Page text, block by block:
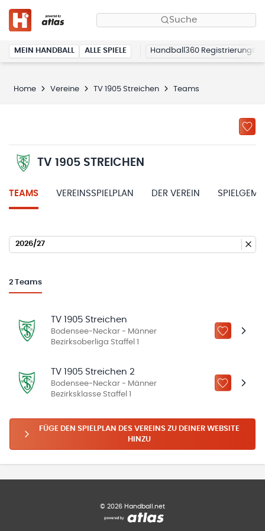
Suche
MEIN HANDBALL ALLE SPIELE Handball360 Registrierung
Home Vereine TV 1905 Streichen Teams
TV 1905 STREICHEN
TEAMS VEREINSSPIELPLAN DER VEREIN
2026/27
2 Teams
TV 1905 Streichen
Bodensee-Neckar - Männer
Bezirksoberliga Staffel 1
ZU „MEINE
TV 1905 Streichen 2
Bodensee-Neckar - Männer
Bezirksklasse Staffel 1
ZU „MEINE
FÜGE DEN SPIELPLAN DES VEREINS ZU DEINER WEBSITE
HINZU
© 2026 Handball.net